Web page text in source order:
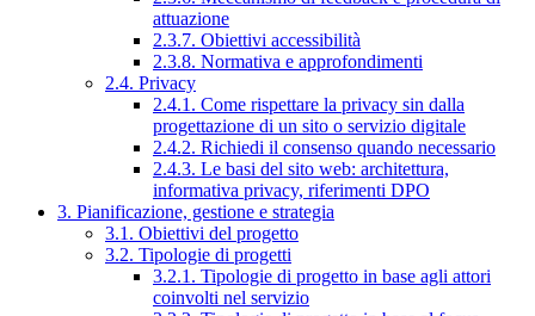
attuazione
2.3.7. Obiettivi accessibilità
2.3.8. Normativa e approfondimenti
2.4. Privacy
2.4.1. Come rispettare la privacy sin dalla
progettazione di un sito o servizio digitale
2.4.2. Richiedi il consenso quando necessario
2.4.3. Le basi del sito web: architettura,
informativa privacy, riferimenti DPO
3. Pianificazione, gestione e strategia
3.1. Obiettivi del progetto
3.2. Tipologie di progetti
3.2.1. Tipologie di progetto in base agli attori
coinvolti nel servizio